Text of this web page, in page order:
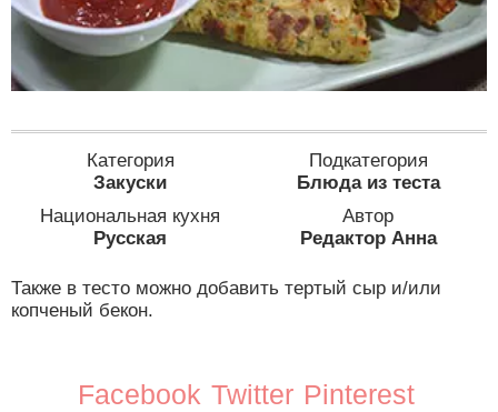
Категория
Закуски
Подкатегория
Блюда из теста
Национальная кухня
Русская
Автор
Редактор Анна
Также в тесто можно добавить тертый сыр и/или
копченый бекон.
Facebook Twitter Pinterest